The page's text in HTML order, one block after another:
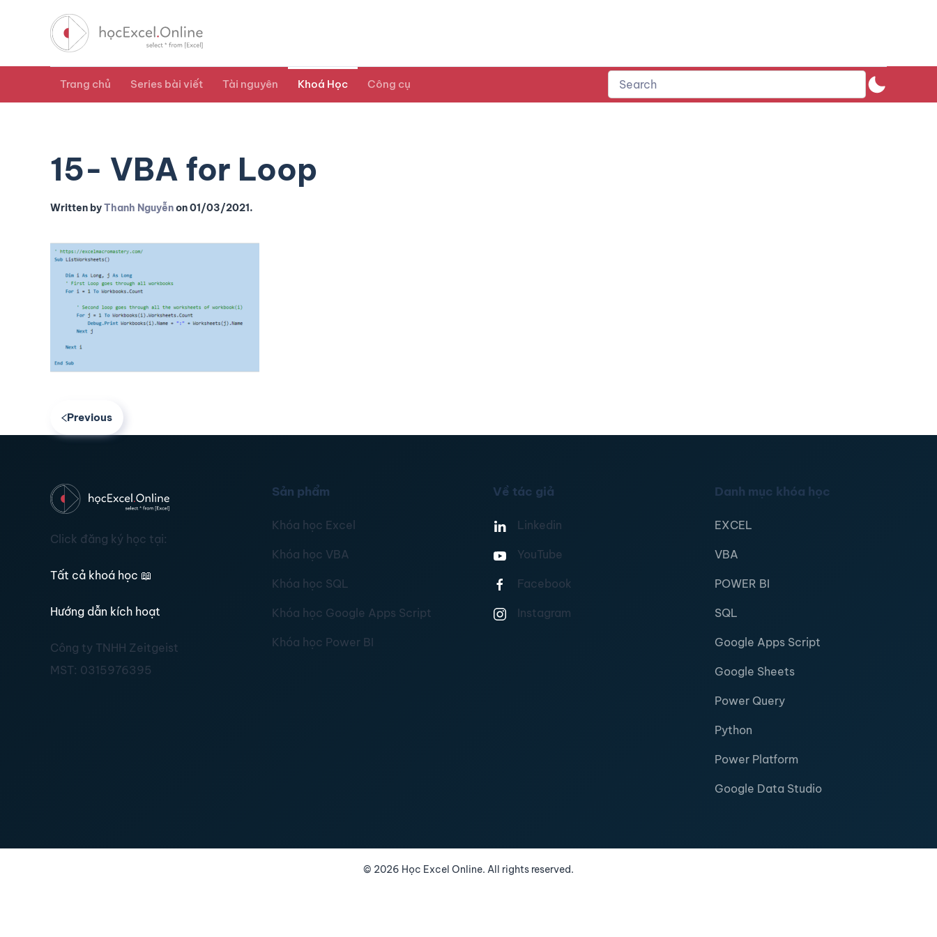
Trang chủ Series bài viết Tài nguyên Khoá Học Công cụ
15- VBA for Loop
Written byThanh Nguyễnon01/03/2021.
Previous
Click đăng ký học tại:
Tất cả khoá học 📖
Hướng dẫn kích hoạt
Công ty TNHH Zeitgeist
MST: 0315976395
Sản phẩm
Khóa học Excel
Khóa học VBA
Khóa học SQL
Khóa học Google Apps Script
Khóa học Power BI
Về tác giả
Linkedin
YouTube
Facebook
Instagram
Danh mục khóa học
EXCEL
VBA
POWER BI
SQL
Google Apps Script
Google Sheets
Power Query
Python
Power Platform
Google Data Studio
© 2026 Học Excel Online. All rights reserved.